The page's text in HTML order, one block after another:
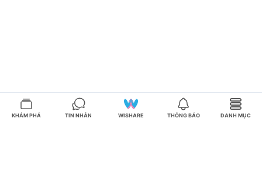
KHÁM PHÁ TIN NHẮN WISHARE THÔNG BÁO DANH MỤC